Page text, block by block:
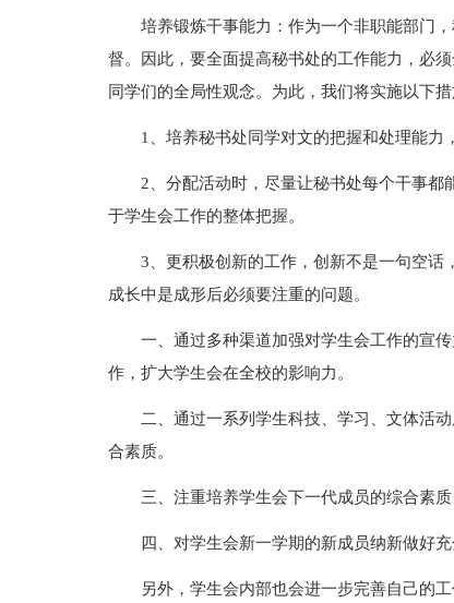
培养锻炼干事能力：作为一个非职能部门
督。因此，要全面提高秘书处的工作能力，必
同学们的全局性观念。为此，我们将实施以下措
1、培养秘书处同学对文的把握和处理能力
2、分配活动时，尽量让秘书处每个干事
于学生会工作的整体把握。
3、更积极创新的工作，创新不是一句空话
成长中是成形后必须要注重的问题。
一、通过多种渠道加强对学生会工作的宣
作，扩大学生会在全校的影响力。
二、通过一系列学生科技、学习、文体活
合素质。
三、注重培养学生会下一代成员的综合素
四、对学生会新一学期的新成员纳新做好充
另外，学生会内部也会进一步完善自己的工